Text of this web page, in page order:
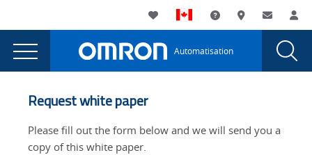
currently
viewing
the
Packaging
Utility
Navigation
My List AssistanceOù acheter
Main
Navigation
Automatisation
Flexible
Packaging
Trens
Request white paper
Please fill out the form below and we will send you a
copy of this white paper.